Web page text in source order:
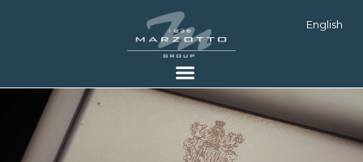
English